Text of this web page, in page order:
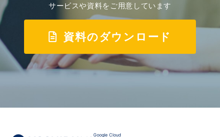
サービスや資料をご用意しています
資料のダウンロード
Google Cloud